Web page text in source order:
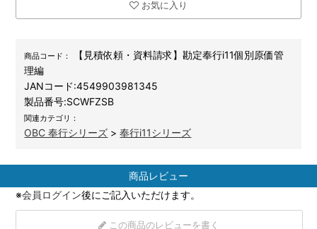
お気に入り
商品コード：
【見積依頼・資料請求】勘定奉行i11個別原価管
理編
JANコード:4549903981345
製品番号:SCWFZSB
関連カテゴリ：
OBC 奉行シリーズ >奉行i11シリーズ
商品レビュー
※会員ログイン後にご記入いただけます。
この商品のレビューを書く